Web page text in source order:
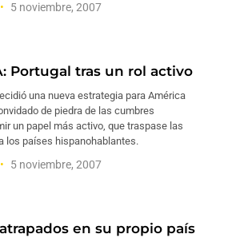
5 noviembre, 2007
Portugal tras un rol activo
una nueva estrategia para América
de piedra de las cumbres
un papel más activo, que traspase las
los países hispanohablantes.
5 noviembre, 2007
en su propio país